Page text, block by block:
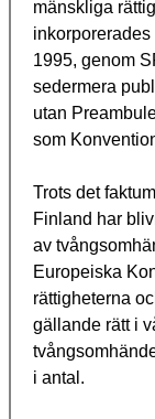
mänskliga
1995, genom
sedermera
utan
som
Trots det
Finland har
av
Europeiska
rättigheterna
gällande rätt i
i antal.